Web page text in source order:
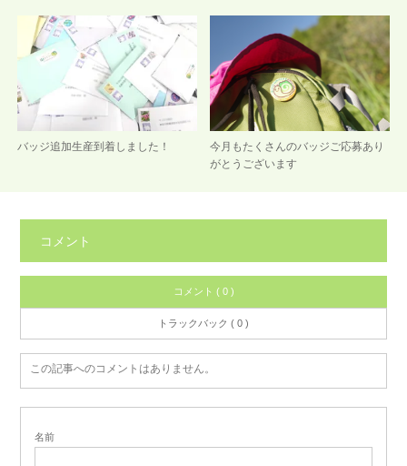
バッジ追加生産到着しました！
今月もたくさんのバッジご応募あり
がとうございます
コメント
コメント ( 0 )
トラックバック ( 0 )
この記事へのコメントはありません。
名前